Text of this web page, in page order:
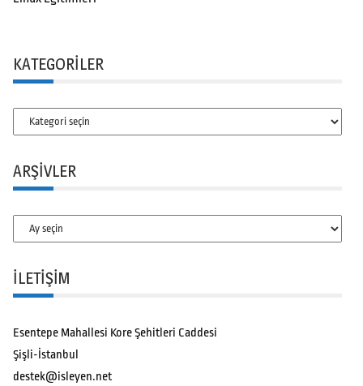
KATEGORILER
Kategoriler
ARŞIVLER
Arşivler
İLETİŞİM
Esentepe Mahallesi Kore Şehitleri Caddesi
Şişli-İstanbul
destek@isleyen.net